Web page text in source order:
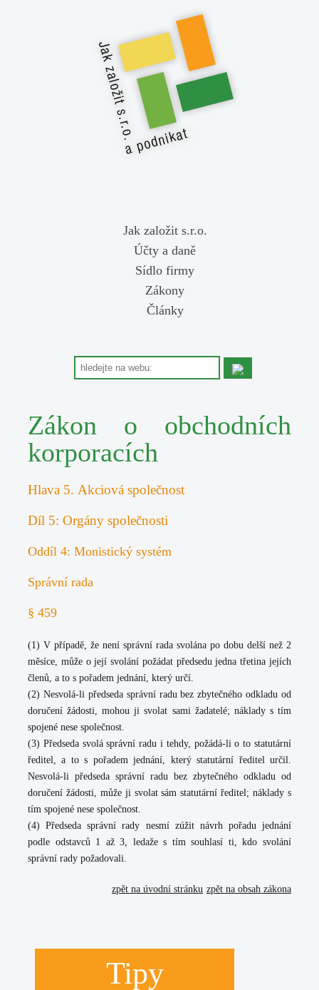
Jak založit s.r.o.
Účty a daně
Sídlo firmy
Zákony
Články
Zákon o obchodních
korporacích
Hlava 5. Akciová společnost
Díl 5: Orgány společnosti
Oddíl 4: Monistický systém
Správní rada
§ 459
(1) V případě, že není správní rada svolána po dobu delší než 2
měsíce, může o její svolání požádat předsedu jedna třetina jejích
členů, a to s pořadem jednání, který určí.
(2) Nesvolá-li předseda správní radu bez zbytečného odkladu od
doručení žádosti, mohou ji svolat sami žadatelé; náklady s tím
spojené nese společnost.
(3) Předseda svolá správní radu i tehdy, požádá-li o to statutární
ředitel, a to s pořadem jednání, který statutární ředitel určil.
Nesvolá-li předseda správní radu bez zbytečného odkladu od
doručení žádosti, může ji svolat sám statutární ředitel; náklady s
tím spojené nese společnost.
(4) Předseda správní rady nesmí zúžit návrh pořadu jednání
podle odstavců 1 až 3, ledaže s tím souhlasí ti, kdo svolání
správní rady požadovali.
zpět na obsah zákona
zpět na úvodní stránku
Tipy